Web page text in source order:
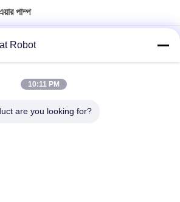
পাম্প
এয়ার পাম্প মাছের জন্য অক্সিজেন সরবরাহ করে
এয়ার পাম্প
Pump দ্বৈত Diaphragm এয়ার Pumps কম
Robot
10:11 PM
are you looking for?